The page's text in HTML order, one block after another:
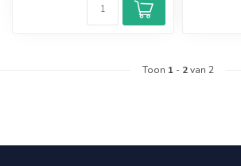
Toon 1 - 2van 2